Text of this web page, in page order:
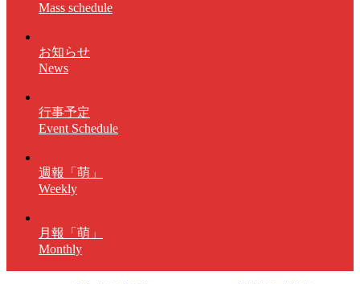
Mass schedule
お知らせ
News
行事予定
Event Schedule
週報「萌」
Weekly
月報「萌」
Monthly